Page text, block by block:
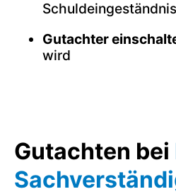
Gutachter
wird
Gutachten bei